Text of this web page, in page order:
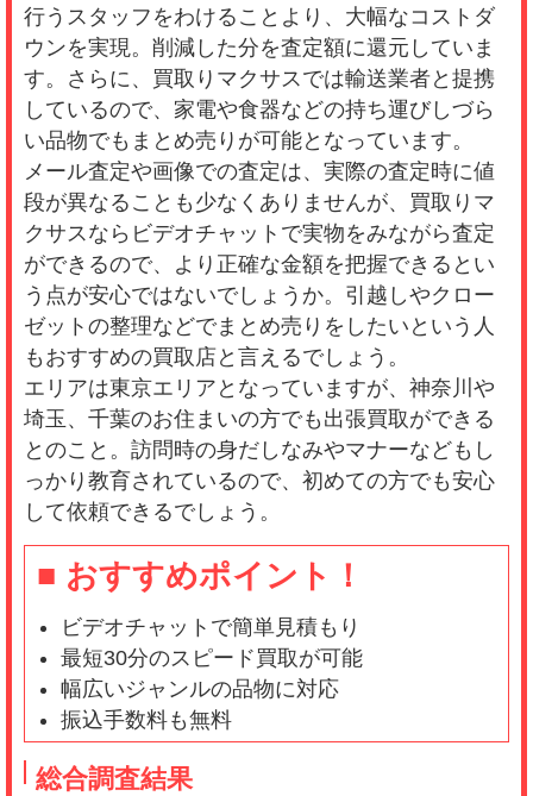
行うスタッフをわけることより、大幅なコストダ
ウンを実現。削減した分を査定額に還元していま
す。さらに、買取りマクサスでは輸送業者と提携
しているので、家電や食器などの持ち運びしづら
い品物でもまとめ売りが可能となっています。
メール査定や画像での査定は、実際の査定時に値
段が異なることも少なくありませんが、買取りマ
クサスならビデオチャットで実物をみながら査定
ができるので、より正確な金額を把握できるとい
う点が安心ではないでしょうか。引越しやクロー
ゼットの整理などでまとめ売りをしたいという人
もおすすめの買取店と言えるでしょう。
エリアは東京エリアとなっていますが、神奈川や
埼玉、千葉のお住まいの方でも出張買取ができる
とのこと。訪問時の身だしなみやマナーなどもし
っかり教育されているので、初めての方でも安心
して依頼できるでしょう。
■ おすすめポイント！
ビデオチャットで簡単見積もり
最短30分のスピード買取が可能
幅広いジャンルの品物に対応
振込手数料も無料
総合調査結果